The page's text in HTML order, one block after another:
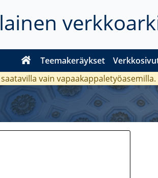
Teemakeräykset
vain vapaakappaletyöasemilla.